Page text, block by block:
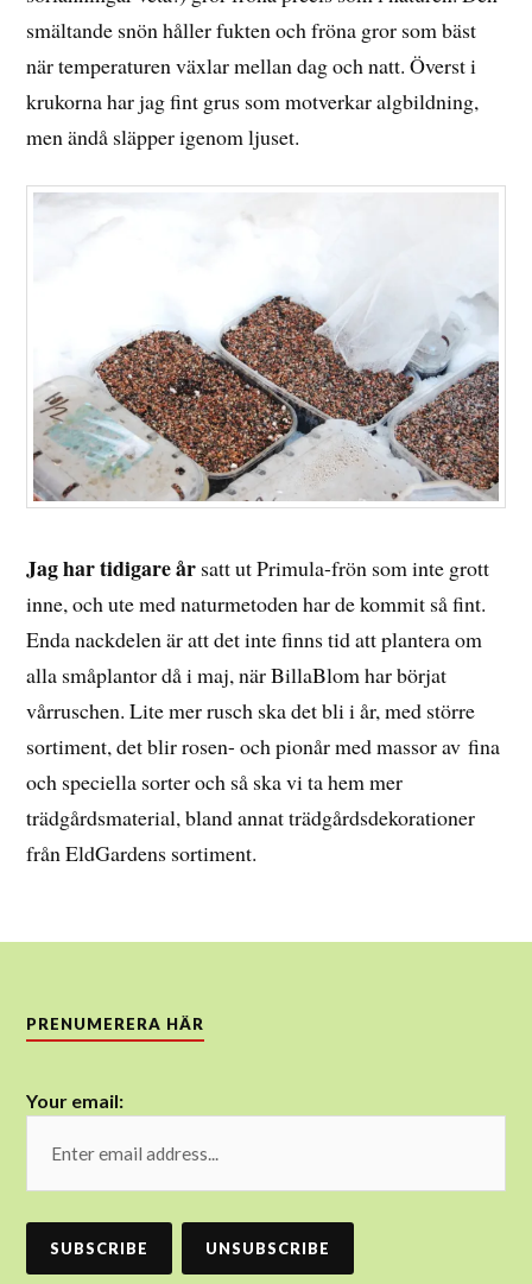
smältande snön håller fukten och fröna gror som bäst
när temperaturen växlar mellan dag och natt. Överst i
krukorna har jag fint grus som motverkar algbildning,
men ändå släpper igenom ljuset.
Jag har tidigare år satt ut Primula-frön som inte grott
inne, och ute med naturmetoden har de kommit så fint.
Enda nackdelen är att det inte finns tid att plantera om
alla småplantor då i maj, när BillaBlom har börjat
vårruschen. Lite mer rusch ska det bli i år, med större
sortiment, det blir rosen- och pionår med massor av fina
och speciella sorter och så ska vi ta hem mer
trädgårdsmaterial, bland annat trädgårdsdekorationer
från EldGardens sortiment.
PRENUMERERA HÄR
Your email: